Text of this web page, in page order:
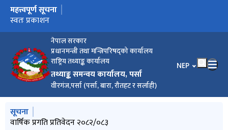
नेपाल सरकार
प्रधानमन्त्री तथा मन्त्रिपरिषद्को कार्यालय
राष्ट्रिय तथ्याङ्क कार्यालय
तथ्याङ्क समन्वय कार्यालय, पर्सा
वीरगंज,पर्सा (पर्सा, बारा, रौतहट र सर्लाही)
भाषा चयन गर्नुहोस्
NEP
मुख्य नेभिगेसनमा जानुहोस्
महत्त्वपूर्ण सूचना
वार्षिक प्रगति प्रतिवेदन २०८२/०८३
स्वतः प्रकाशन
राजदेवी नगरपालिका वस्तुगत विवरण, २०८३
सूची दर्ता गराउने सम्बन्धी सूचना।
घर भाडामा लिने सम्बन्धी सूचना
आर्थिक गणना,२०८२का सम्बन्धमा जिल्ला आर्थिक गणना कार्यालय
पर्साको अनुरोध ।
मुख्य नेभिगेसनमा जानुहोस्
सूचना
वार्षिक प्रगति प्रतिवेदन २०८२/०८३